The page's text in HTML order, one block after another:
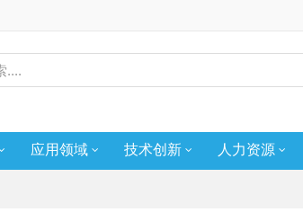
应用领域 技术创新 人力资源